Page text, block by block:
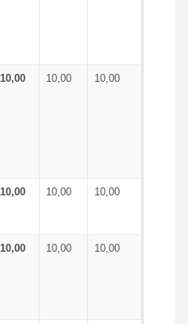
10,00 10,00 10,00
10,00 10,00 10,00
10,00 10,00 10,00